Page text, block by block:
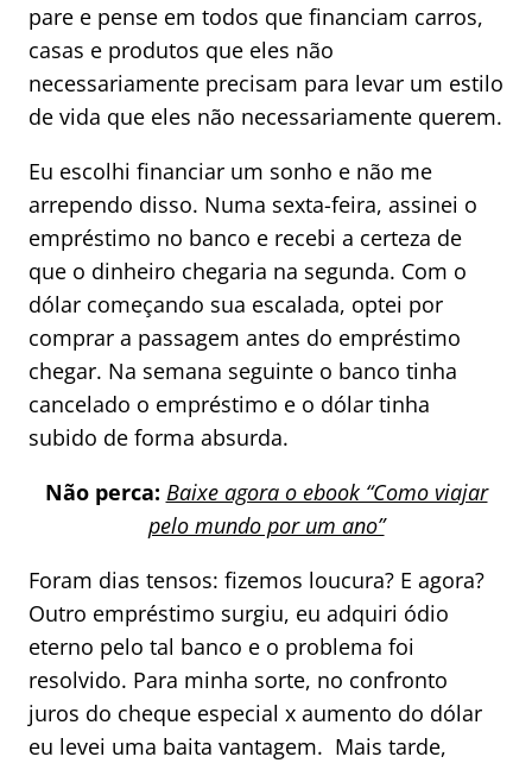
pare e pense em todos que financiam carros,
casas e produtos que eles não
necessariamente precisam para levar um estilo
de vida que eles não necessariamente querem.
Eu escolhi financiar um sonho e não me
arrependo disso. Numa sexta-feira, assinei o
empréstimo no banco e recebi a certeza de
que o dinheiro chegaria na segunda. Com o
dólar começando sua escalada, optei por
comprar a passagem antes do empréstimo
chegar. Na semana seguinte o banco tinha
cancelado o empréstimo e o dólar tinha
subido de forma absurda.
Não perca: Baixe agora o ebook “Como viajar
pelo mundo por um ano”
Foram dias tensos: fizemos loucura? E agora?
Outro empréstimo surgiu, eu adquiri ódio
eterno pelo tal banco e o problema foi
resolvido. Para minha sorte, no confronto
juros do cheque especial x aumento do dólar
eu levei uma baita vantagem. Mais tarde,